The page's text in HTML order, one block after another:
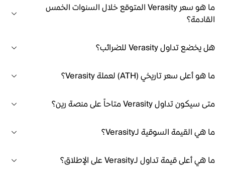
ما هو سعر Verasity المتوقع خلال السنوات الخمس
القادمة؟
هل يخضع تداول Verasity للضرائب؟
ما هو أعلى سعر تاريخي (ATH) لعملة Verasity؟
متى سيكون تداول Verasity متاحاً على منصة رين؟
ما هي القيمة السوقية لـVerasity؟
ما هي أعلى قيمة تداول لـVerasity على الإطلاق؟